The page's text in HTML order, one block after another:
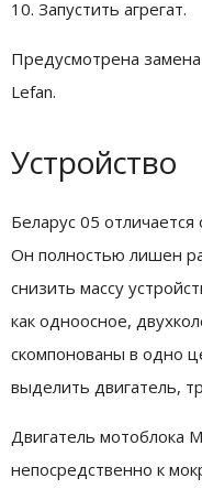
Запустить агрегат.
Предусмотрена
Lefan.
Устройство
Беларус 05
Он полностью лишен
снизить массу
как одноосное,
скомпонованы в одно
выделить двигатель,
Двигатель мотоблока
непосредственно к